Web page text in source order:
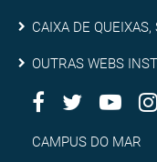
Caixa
de
queixas,
suxestións
CAIXA DE
Outras
webs
OUTRAS WEBS
Redes
Sociais
Facebook
Twitter
Campus
CAMPUS DO MAR